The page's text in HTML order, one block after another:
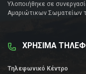
Υλοποιήθηκε σε
Αμαριώτικων Σωματείων
ΧΡΗΣΙΜΑ
Τηλεφωνικό Κέντρο